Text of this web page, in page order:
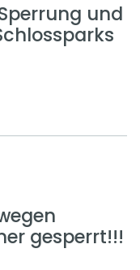
und
gesperrt!!!